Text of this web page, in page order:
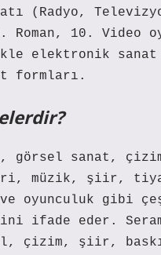
(Radyo,
10. Video
elektronik sanat
formları.
görsel sanat,
müzik, şiir,
ve oyunculuk gibi
ifade eder.
çizim, şiir,